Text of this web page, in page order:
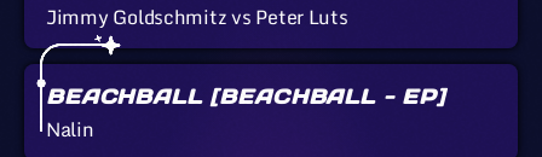
Jimmy Goldschmitz vs Peter Luts
BEACHBALL [BEACHBALL - EP]
Nalin